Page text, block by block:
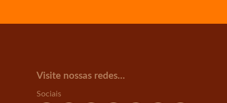
Visite nossas redes...
Sociais